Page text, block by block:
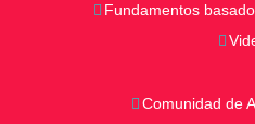
Fundamentos
Comunidad de